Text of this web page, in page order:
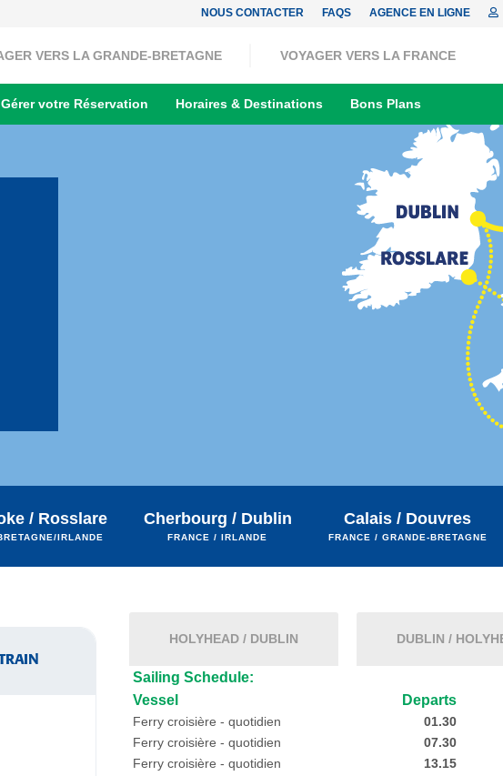
NOUS CONTACTER FAQS AGENCE EN LIGNE
VERS LA GRANDE-BRETAGNE VOYAGER VERS LA FRANCE
Gérer votre Réservation Horaires & Destinations Bons Plans
/ Rosslare
IRLANDE
Cherbourg / Dublin
FRANCE / IRLANDE
Calais / Douvres
FRANCE / GRANDE-BRETAGNE
HOLYHEAD / DUBLIN DUBLIN /
Sailing Schedule:
Vessel
Departs
Ferry croisière - quotidien 01.30
Ferry croisière - quotidien
07.30
Ferry croisière - quotidien
13.15